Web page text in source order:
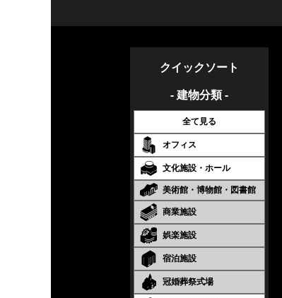
クイックソート
- 建物分類 -
全て見る
オフィス
文化施設・ホール
美術館・博物館・図書館
商業施設
娯楽施設
宿泊施設
冠婚葬祭式場